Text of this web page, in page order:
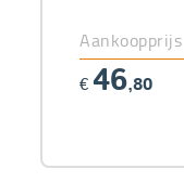
Aankoopprijs
€ 46,80